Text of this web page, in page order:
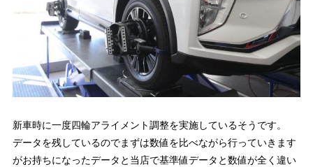
新車時に一度四輪アライメント調整を実施しているそうです。
データを残しているのでまずは数値を比べながら行っていきます
がお持ちになったデータと当店で基準値データと数値が全く違い